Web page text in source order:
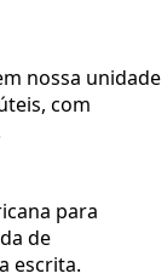
nossa unidade
com
para
de
escrita.